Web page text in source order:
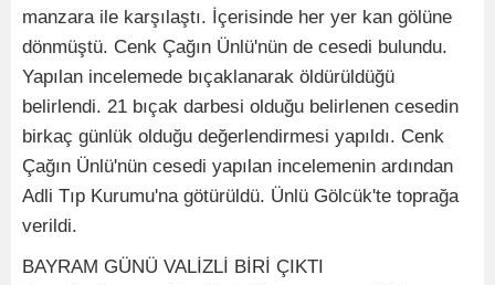
manzara ile karşılaştı. İçerisinde her yer kan gölüne
dönmüştü. Cenk Çağın Ünlü'nün de cesedi bulundu.
Yapılan incelemede bıçaklanarak öldürüldüğü
belirlendi. 21 bıçak darbesi olduğu belirlenen cesedin
birkaç günlük olduğu değerlendirmesi yapıldı. Cenk
Çağın Ünlü'nün cesedi yapılan incelemenin ardından
Adli Tıp Kurumu'na götürüldü. Ünlü Gölcük'te toprağa
verildi.
BAYRAM GÜNÜ VALİZLİ BİRİ ÇIKTI